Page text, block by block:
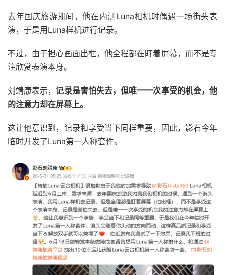
去年国庆旅游期间，他在内测Luna相机时偶遇一场街头表
演，于是用Luna样机进行记录。
不过，由于担心画面出框，他全程都在盯着屏幕，而不是专
注欣赏表演本身。
刘靖康表示，记录是害怕失去，但唯一一次享受的机会，他
的注意力却在屏幕上。
这让他意识到，记录和享受当下同样重要，因此，影石今年
临时开发了Luna第一人称套件。